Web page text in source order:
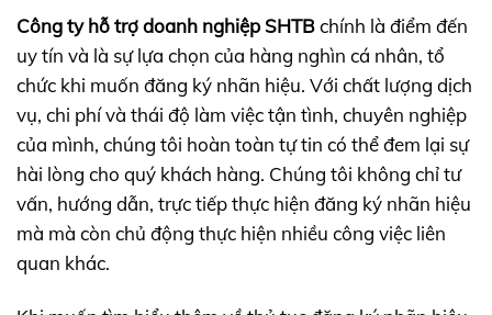
Công ty hỗ trợ doanh nghiệp SHTBchính là điểm đến
uy tín và là sự lựa chọn của hàng nghìn cá nhân, tổ
chức khi muốn đăng ký nhãn hiệu. Với chất lượng dịch
vụ, chi phí và thái độ làm việc tận tình, chuyên nghiệp
của mình, chúng tôi hoàn toàn tự tin có thể đem lại sự
hài lòng cho quý khách hàng. Chúng tôi không chỉ tư
vấn, hướng dẫn, trực tiếp thực hiện đăng ký nhãn hiệu
mà mà còn chủ động thực hiện nhiều công việc liên
quan khác.